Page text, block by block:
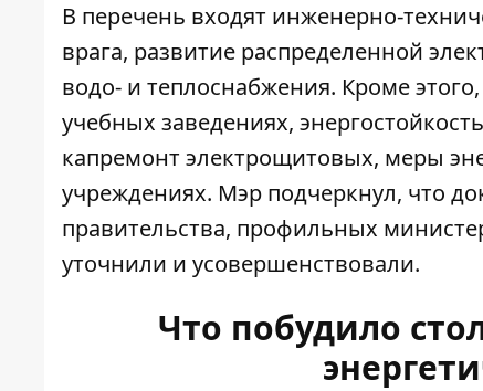
В перечень входят инженерно-
врага, развитие распределенной
водо- и теплоснабжения. Кроме
учебных заведениях,
капремонт электрощитовых, меры
учреждениях. Мэр подчеркнул, что
правительства, профильных
уточнили и усовершенствовали.
Что побудило